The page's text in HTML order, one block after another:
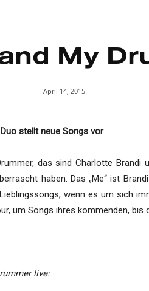
My
April 14, 2015
stellt neue Songs vor
das sind Charlotte
haben. Das „Me“ ist
wenn es um sich
um Songs ihres kommenden,
live: